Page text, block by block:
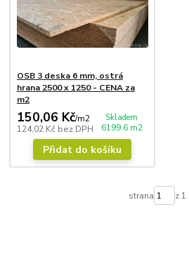
OSB 3 deska 6 mm, ostrá
hrana 2500 x 1250 - CENA za
m2
150,06 Kč/m2
124,02 Kč bez DPH
Skladem
6199.6 m2
Přidat do košíku
strana z 1